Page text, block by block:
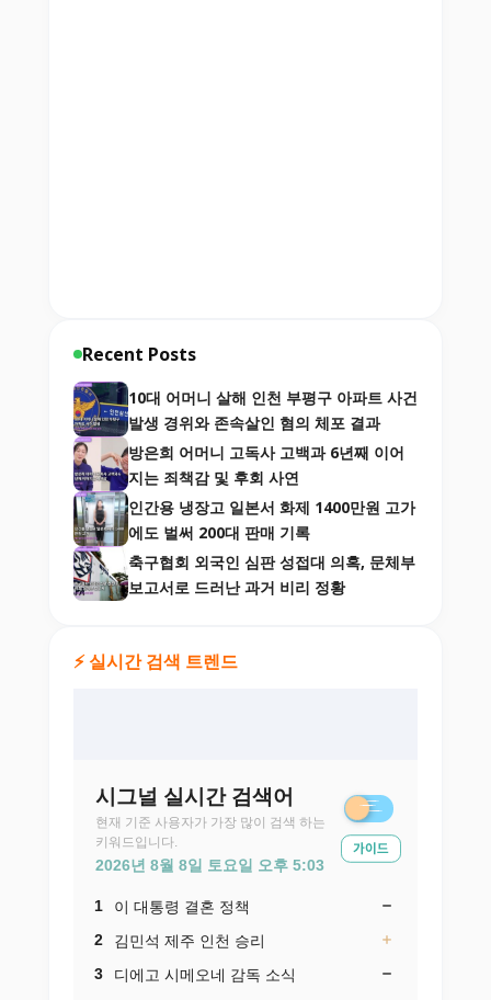
Recent Posts
10대 어머니 살해 인천 부평구 아파트 사건
발생 경위와 존속살인 혐의 체포 결과
방은희 어머니 고독사 고백과 6년째 이어
지는 죄책감 및 후회 사연
인간용 냉장고 일본서 화제 1400만원 고가
에도 벌써 200대 판매 기록
축구협회 외국인 심판 성접대 의혹, 문체부
보고서로 드러난 과거 비리 정황
⚡ 실시간 검색 트렌드